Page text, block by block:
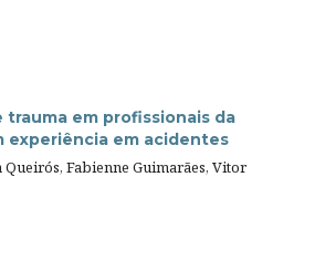
trauma em profissionais da
experiência em acidentes
Queirós, Fabienne Guimarães, Vitor